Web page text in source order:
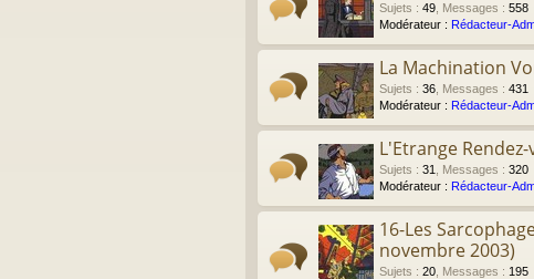
Sujets : 49 Messages : 558
Modérateur : Rédacteur-
La Machination
Sujets : 36 Messages : 431
Modérateur : Rédacteur-
L'Etrange Rendez-
Sujets : 31 Messages : 320
Modérateur : Rédacteur-
16-Les
novembre 2003)
Sujets : 20 Messages : 195